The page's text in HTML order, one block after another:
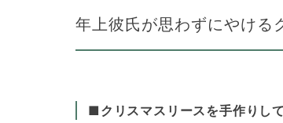
年上彼氏が思わずにやける
■クリスマスリースを手作りし